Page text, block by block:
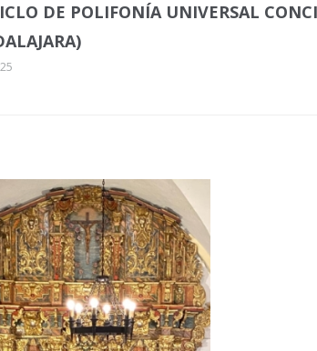
DE POLIFONÍA UNIVERSAL
CICLO DE
UNIVERSAL
DE MÚSICA
IGLESIA DE STA.
MAGDALENA.